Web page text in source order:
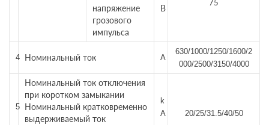
напряжение
грозового
импульса
В
75
4 Номинальный ток A
630/1000/1250/1600/2
000/2500/3150/4000
5
Номинальный ток отключения
при коротком замыкании
Номинальный кратковременно
выдерживаемый ток
k
A
20/25/31.5/40/50